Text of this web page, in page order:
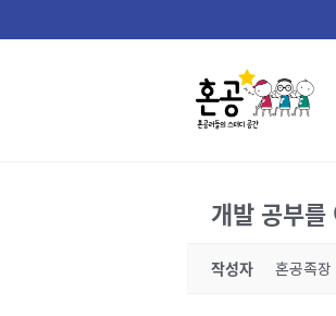
to
개발 공부를
작성자 혼공족장